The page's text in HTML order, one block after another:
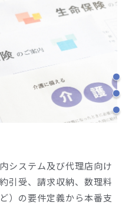
システム及び代理店向け
引受、請求収納、数理料
）の要件定義から本番支